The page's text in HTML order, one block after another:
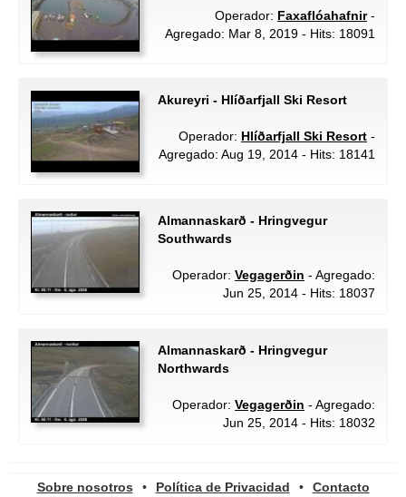
Operador: Faxaflóahafnir-
Agregado: Mar 8, 2019 - Hits: 18091
Akureyri - Hlíðarfjall Ski Resort
Operador: Hlíðarfjall Ski Resort -
Agregado: Aug 19, 2014 - Hits: 18141
Almannaskarð - Hringvegur
Southwards
Operador: Vegagerðin - Agregado:
Jun 25, 2014 - Hits: 18037
Almannaskarð - Hringvegur
Northwards
Operador: Vegagerðin - Agregado:
Jun 25, 2014 - Hits: 18032
Sobre nosotros • Política de Privacidad • Contacto